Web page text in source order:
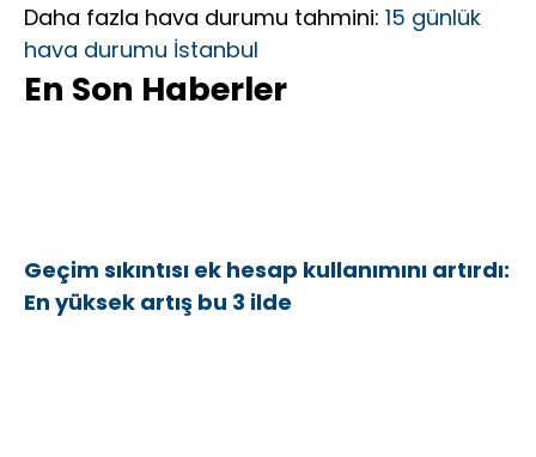
Daha fazla hava durumu tahmini: 15 günlük
hava durumu İstanbul
En Son Haberler
Geçim sıkıntısı ek hesap kullanımını artırdı:
En yüksek artış bu 3 ilde